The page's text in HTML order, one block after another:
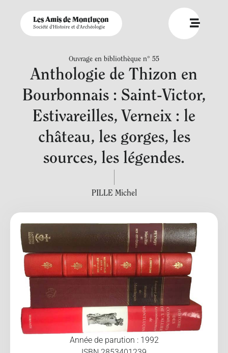
Les Amis de Montluçon
Société d'Histoire et d'Archéologie
Ouvrage en bibliothèque n° 55
Anthologie de Thizon en
Bourbonnais : Saint-Victor,
Estivareilles, Verneix : le
château, les gorges, les
sources, les légendes.
PILLE Michel
Année de parution : 1992